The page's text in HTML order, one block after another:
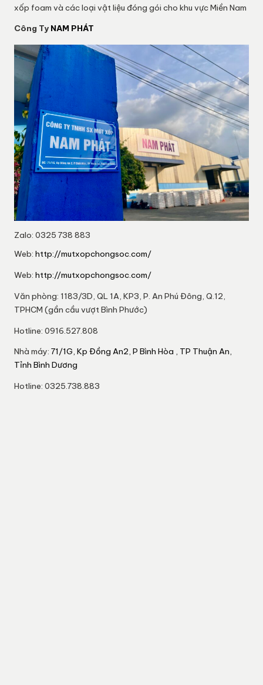
xốp foam và các loại vật liệu đóng gói cho khu vực Miền Nam
Công Ty NAM PHÁT
Zalo: 0325 738 883
Web: http://mutxopchongsoc.com/
Web: http://mutxopchongsoc.com/
Văn phòng: 1183/3D, QL 1A, KP3, P. An Phú Đông, Q.12,
TPHCM (gần cầu vượt Bình Phước)
Hotline: 0916.527.808
Nhà máy: 71/1G, Kp Đồng An2, P Bình Hòa , TP Thuận An,
Tỉnh Bình Dương
Hotline: 0325.738.883